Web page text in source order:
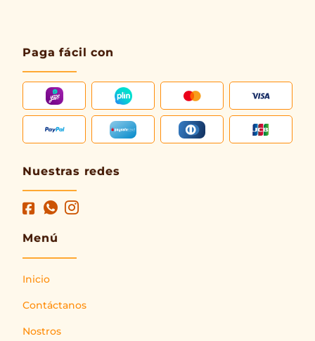
Paga fácil con
Nuestras redes
Menú
Inicio
Contáctanos
Nostros